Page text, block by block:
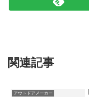
関連記事
アウトドアメーカー